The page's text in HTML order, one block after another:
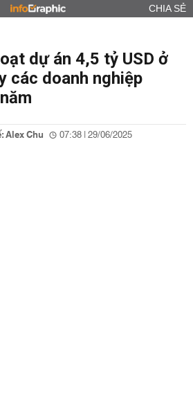
CHIA SẺ
dự án 4,5 tỷ USD ở
các doanh nghiệp
Alex Chu 07:38 | 29/06/2025